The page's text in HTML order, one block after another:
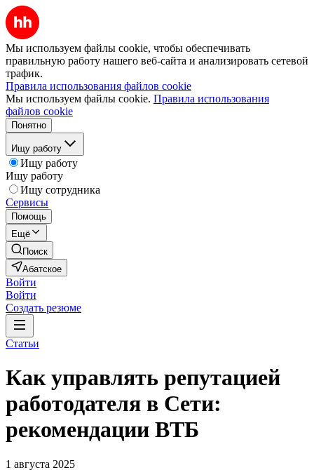
Мы используем файлы cookie, чтобы обеспечивать
правильную работу нашего веб-сайта и анализировать сетевой
трафик.
Правила использования файлов cookie
Мы используем файлы cookie. Правила использования
файлов cookie
Понятно
Ищу работу
Ищу работу
Ищу работу
Ищу сотрудника
Сервисы
Помощь
Ещё
Поиск
Абатское
Войти
Войти
Создать резюме
Статьи
Как управлять репутацией
работодателя в Сети:
рекомендации ВТБ
1 августа 2025